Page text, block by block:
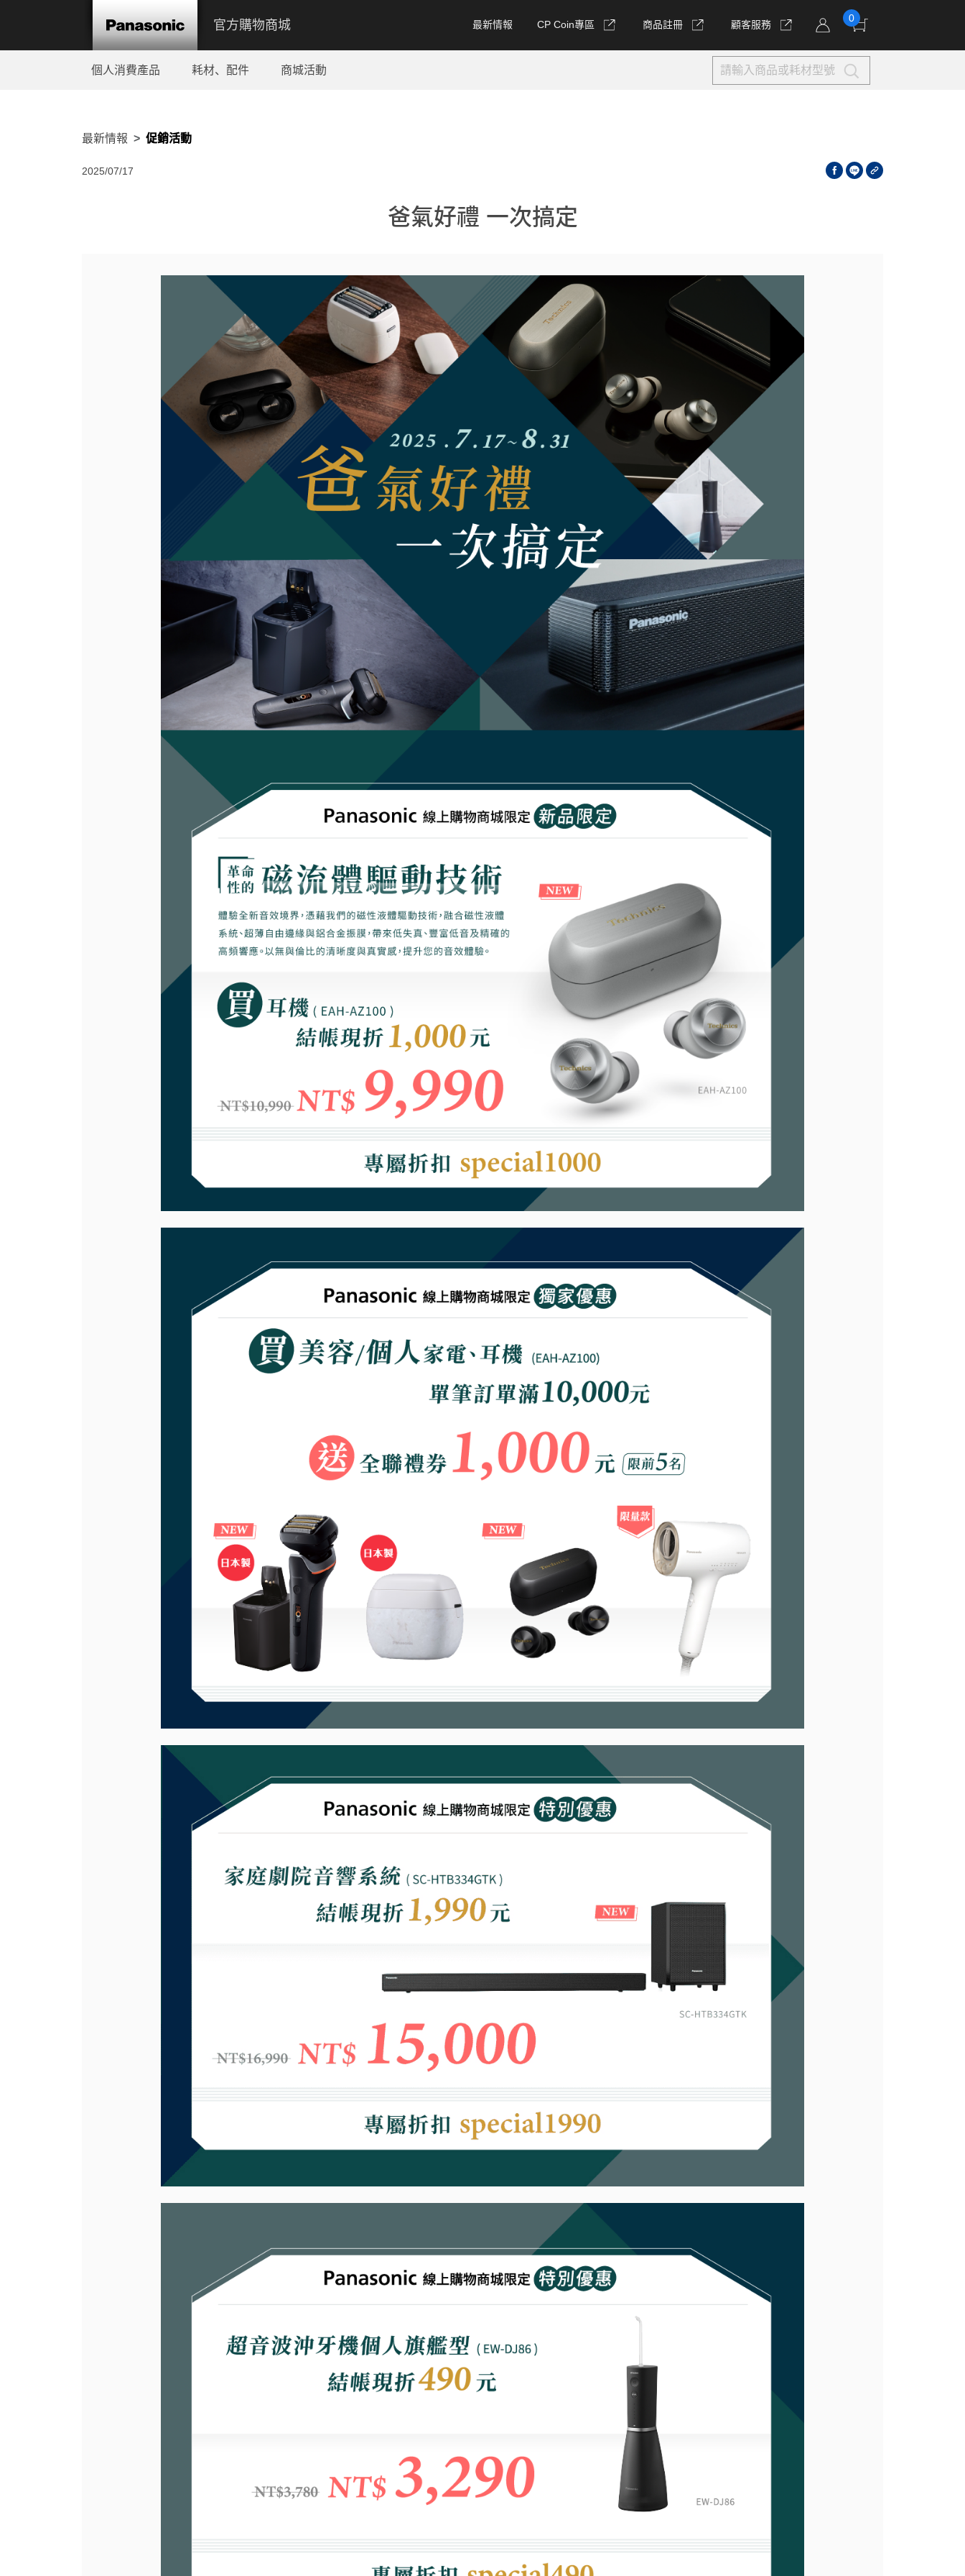
官方購物商城 最新情報 CP Coin專區 商品註冊 顧客服務
0
個人消費產品 耗材、配件 商城活動
最新情報 促銷活動
2025/07/17
爸氣好禮 一次搞定